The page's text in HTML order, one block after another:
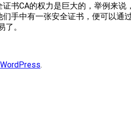
CA的权力是巨大的，举例来
中有一张安全证书，便可以通
。
WordPress.